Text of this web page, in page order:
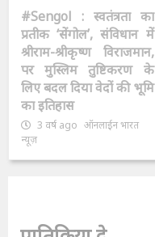
#Sengol : स्वतंत्रता का
प्रतीक ‘सेंगोल’, संविधान में
श्रीराम-श्रीकृष्ण विराजमान,
पर मुस्लिम तुष्टिकरण के
लिए बदल दिया वेदों की भूमि
का इतिहास
3 वर्ष ago ऑनलाईन भारत
न्यूज़